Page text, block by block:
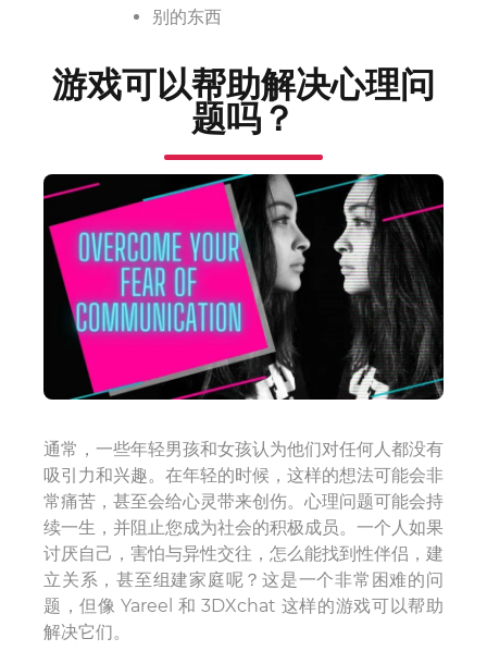
别的东西
游戏可以帮助解决心理问
题吗？
通常，一些年轻男孩和女孩认为他们对任何人都没有
吸引力和兴趣。在年轻的时候，这样的想法可能会非
常痛苦，甚至会给心灵带来创伤。心理问题可能会持
续一生，并阻止您成为社会的积极成员。一个人如果
讨厌自己，害怕与异性交往，怎么能找到性伴侣，建
立关系，甚至组建家庭呢？这是一个非常困难的问
题，但像 Yareel 和 3DXchat 这样的游戏可以帮助
解决它们。